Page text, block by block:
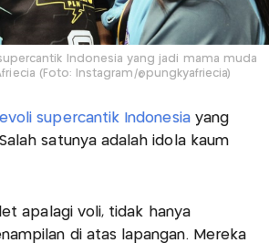
Indonesia yang jadi mama muda
(Foto: Instagram/@pungkyafriecia)
supercantik Indonesiayang
satunya adalah idola kaum
apalagi voli, tidak hanya
di atas lapangan. Mereka